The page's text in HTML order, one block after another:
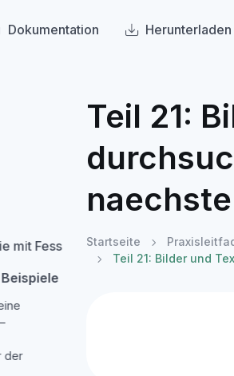
Dokumentation Herunterladen
mit Fess
der
Teil 21:
Startseite
Teil 21: Bilder und